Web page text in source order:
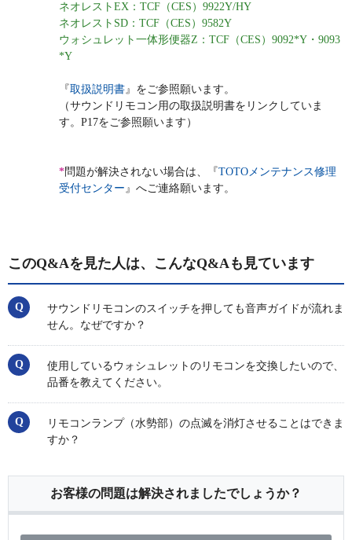
ネオレストEX：TCF（CES）9922Y/HY
ネオレストSD：TCF（CES）9582Y
ウォシュレット一体形便器Z：TCF（CES）9092*Y・9093
*Y
『取扱説明書』をご参照願います。
（サウンドリモコン用の取扱説明書をリンクしていま
す。P17をご参照願います）
*問題が解決されない場合は、『TOTOメンテナンス修理
受付センター』へご連絡願います。
このQ&Aを見た人は、こんなQ&Aも見ています
サウンドリモコンのスイッチを押しても音声ガイドが流れま
せん。なぜですか？
使用しているウォシュレットのリモコンを交換したいので、
品番を教えてください。
リモコンランプ（水勢部）の点滅を消灯させることはできま
すか？
お客様の問題は解決されましたでしょうか？